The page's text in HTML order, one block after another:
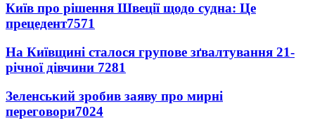
Київ про рішення Швеції щодо судна: Це
прецедент7571
На Київщині сталося групове зґвалтування 21-
річної дівчини 7281
Зеленський зробив заяву про мирні
переговори7024